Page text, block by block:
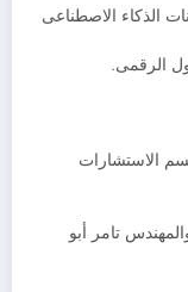
الذكاء الاصطناعى
الرقمى.
الاستشارات
تامر أبو